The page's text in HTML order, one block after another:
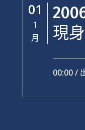
01
1
月
現
00:00 /